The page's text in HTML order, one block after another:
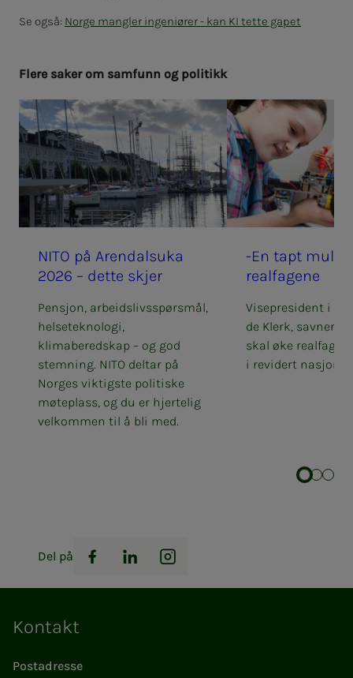
Se også: Norge mangler ingeniører - kan KI tette gapet
Fle­­­re sa­­­ker om sam­­­funn og po­­­li­­­tikk
NITO på Aren­­­dal­s­u­­ka
2026 – det­­­te skjer
Pensjon, arbeidslivsspørsmål,
helseteknologi,
klimaberedskap – og god
stemning. NITO deltar på
Norges viktigste politiske
møteplass, og du er hjertelig
velkommen til å bli med.
-En tapt
real­­­fa­­­ge­­­ne
Visepresident i
de Klerk, savner
skal øke
i revidert
Del på
Facebook
LinkedInInstagram
Kontakt
Postadresse